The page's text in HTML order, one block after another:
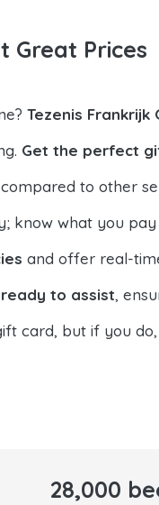
Great Prices
Tezenis
Get the perfect
to other
know what you pay
and offer real-
ready to assist,
card, but if you
28,000